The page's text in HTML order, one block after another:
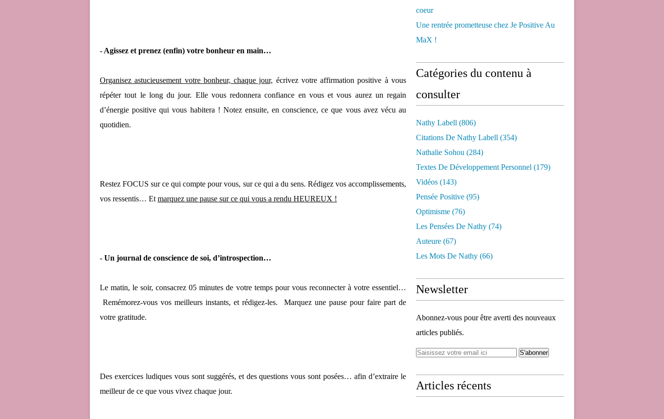
- Agissez et prenez (enfin) votre bonheur en main…
Organisez astucieusement votre bonheur, chaque jour, écrivez votre affirmation positive à vous
répéter tout le long du jour. Elle vous redonnera confiance en vous et vous aurez un regain
d’énergie positive qui vous habitera ! Notez ensuite, en conscience, ce que vous avez vécu au
quotidien.
Restez FOCUS sur ce qui compte pour vous, sur ce qui a du sens. Rédigez vos accomplissements,
vos ressentis… Et marquez une pause sur ce qui vous a rendu HEUREUX !
- Un journal de conscience de soi, d’introspection…
Le matin, le soir, consacrez 05 minutes de votre temps pour vous reconnecter à votre essentiel…
Remémorez-vous vos meilleurs instants, et rédigez-les. Marquez une pause pour faire part de
votre gratitude.
Des exercices ludiques vous sont suggérés, et des questions vous sont posées… afin d’extraire le
meilleur de ce que vous vivez chaque jour.
coeur
Une rentrée prometteuse chez Je Positive Au
MaX !
Catégories du contenu à
consulter
Nathy Labell (806)
Citations De Nathy Labell (354)
Nathalie Sohou (284)
Textes De Développement Personnel (179)
Vidéos (143)
Pensée Positive (95)
Optimisme (76)
Les Pensées De Nathy (74)
Auteure (67)
Les Mots De Nathy (66)
Newsletter
Abonnez-vous pour être averti des nouveaux
articles publiés.
Articles récents